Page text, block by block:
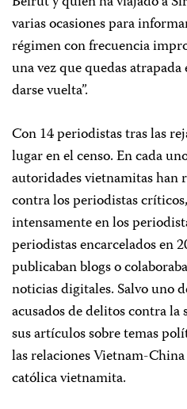
varias ocasiones para
régimen con frecuencia
una vez que quedas
darse vuelta”.
Con 14 periodistas tras las
lugar en el censo. En cada
autoridades vietnamitas han
contra los periodistas
intensamente en los
periodistas encarcelados en
publicaban blogs o
noticias digitales. Salvo uno
acusados de delitos contra la
sus artículos sobre temas
las relaciones Vietnam-
católica vietnamita.